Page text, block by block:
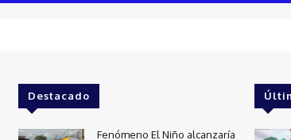
Destacado
Fenómeno El Niño alcanzaría